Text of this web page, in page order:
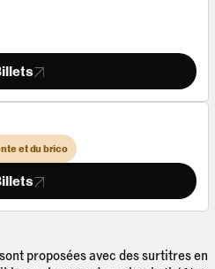
et du brico
proposées avec des surtitres en